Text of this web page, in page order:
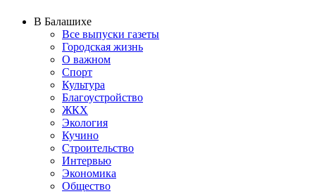
В Балашихе
Все выпуски газеты
Городская жизнь
О важном
Спорт
Культура
Благоустройство
ЖКХ
Экология
Кучино
Строительство
Интервью
Экономика
Общество